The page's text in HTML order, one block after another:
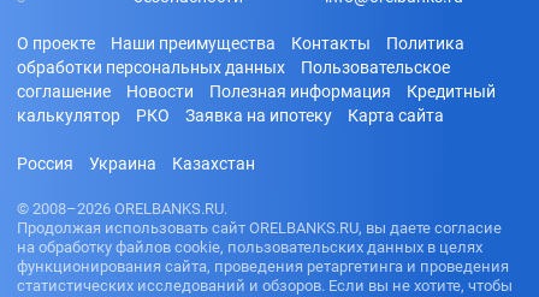
80000
рублей
100000
рублей
рублей
200000
рублей
Под залог
недвижимо
сти
Золотую
На карту
Газпромба
нк
На
электронн
ый
кошелек
ские
займы
На покупку
квартиры
ы без
проверки
банк по
номеру
карты
Как взять
кредит на
чужой
паспорт
О проекте Наши преимущества Контакты
Политика
обработки персональных данных
Пользовательское
соглашение
Новости Полезная информация
Кредитный
калькулятор
РКО Заявка на ипотеку Карта сайта
Россия Украина Казахстан
© 2008–2026 ORELBANKS.RU.
Продолжая использовать сайт ORELBANKS.RU, вы даете согласие
на обработку файлов cookie, пользовательских данных в целях
функционирования сайта, проведения ретаргетинга и проведения
статистических исследований и обзоров. Если вы не хотите, чтобы